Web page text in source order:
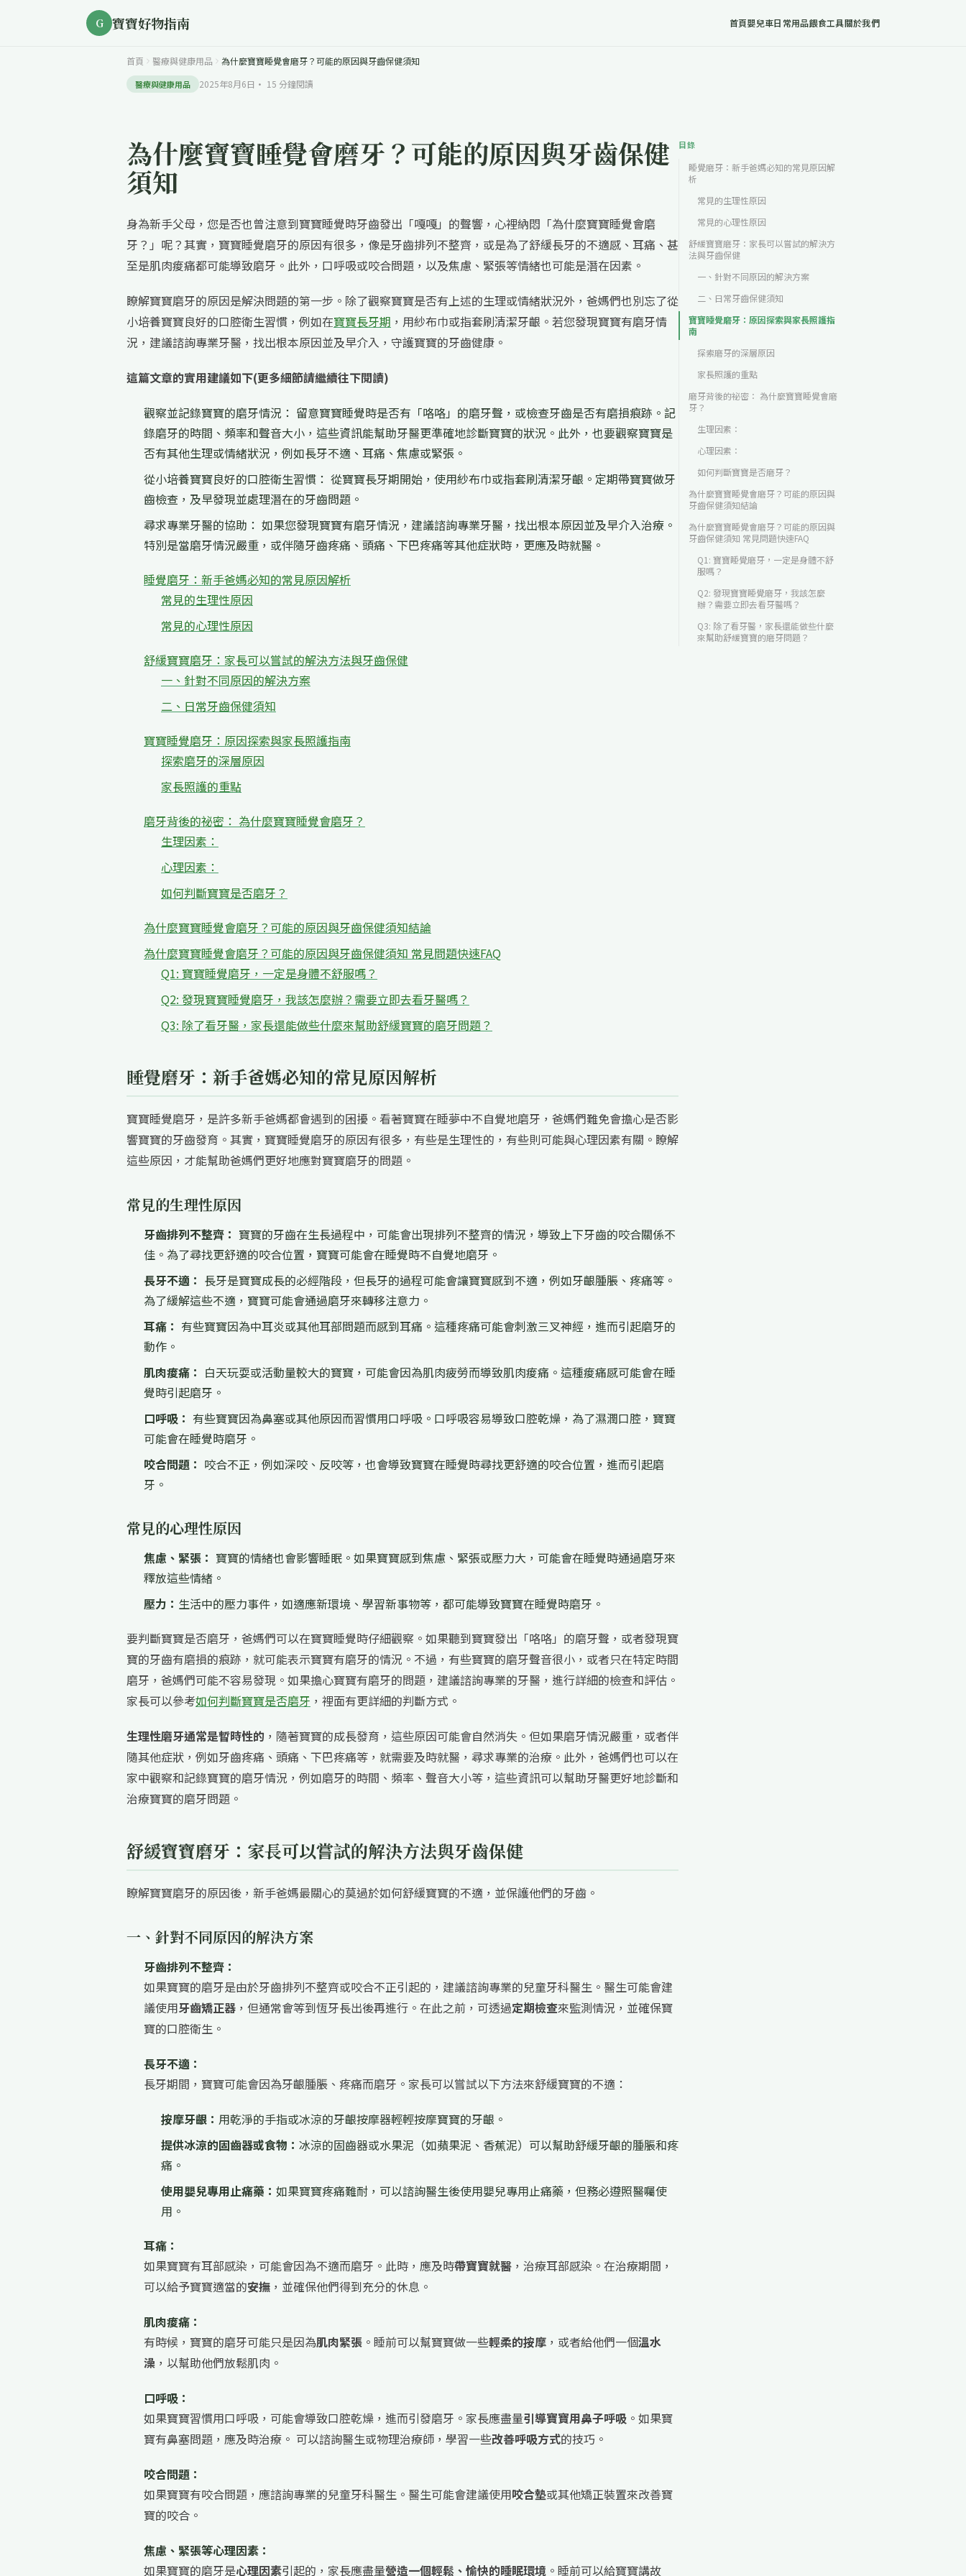
G 寶寶好物指南 首頁嬰兒車日常用品餵食工具關於我們
首頁 醫療與健康用品 為什麼寶寶睡覺會磨牙？可能的原因與牙齒保健須知
醫療與健康用品 2025年8月6日 · 15 分鐘閱讀
為什麼寶寶睡覺會磨牙？可能的原因與牙齒保健
須知
身為新手父母，您是否也曾注意到寶寶睡覺時牙齒發出「嘎嘎」的聲響，心裡納悶「為什麼寶寶睡覺會磨
牙？」呢？其實，寶寶睡覺磨牙的原因有很多，像是牙齒排列不整齊，或是為了舒緩長牙的不適感、耳痛、甚
至是肌肉痠痛都可能導致磨牙。此外，口呼吸或咬合問題，以及焦慮、緊張等情緒也可能是潛在因素。
瞭解寶寶磨牙的原因是解決問題的第一步。除了觀察寶寶是否有上述的生理或情緒狀況外，爸媽們也別忘了從
小培養寶寶良好的口腔衛生習慣，例如在寶寶長牙期 ，用紗布巾或指套刷清潔牙齦。若您發現寶寶有磨牙情
況，建議諮詢專業牙醫，找出根本原因並及早介入，守護寶寶的牙齒健康。
這篇文章的實用建議如下(更多細節請繼續往下閱讀)
觀察並記錄寶寶的磨牙情況： 留意寶寶睡覺時是否有「咯咯」的磨牙聲，或檢查牙齒是否有磨損痕跡。記
錄磨牙的時間、頻率和聲音大小，這些資訊能幫助牙醫更準確地診斷寶寶的狀況。此外，也要觀察寶寶是
否有其他生理或情緒狀況，例如長牙不適、耳痛、焦慮或緊張。
從小培養寶寶良好的口腔衛生習慣： 從寶寶長牙期開始，使用紗布巾或指套刷清潔牙齦。定期帶寶寶做牙
齒檢查，及早發現並處理潛在的牙齒問題。
尋求專業牙醫的協助： 如果您發現寶寶有磨牙情況，建議諮詢專業牙醫，找出根本原因並及早介入治療。
特別是當磨牙情況嚴重，或伴隨牙齒疼痛、頭痛、下巴疼痛等其他症狀時，更應及時就醫。
睡覺磨牙：新手爸媽必知的常見原因解析
常見的生理性原因
常見的心理性原因
舒緩寶寶磨牙：家長可以嘗試的解決方法與牙齒保健
一、針對不同原因的解決方案
二、日常牙齒保健須知
寶寶睡覺磨牙：原因探索與家長照護指南
探索磨牙的深層原因
家長照護的重點
磨牙背後的祕密： 為什麼寶寶睡覺會磨牙？
生理因素：
心理因素：
如何判斷寶寶是否磨牙？
為什麼寶寶睡覺會磨牙？可能的原因與牙齒保健須知結論
為什麼寶寶睡覺會磨牙？可能的原因與牙齒保健須知 常見問題快速FAQ
Q1: 寶寶睡覺磨牙，一定是身體不舒服嗎？
Q2: 發現寶寶睡覺磨牙，我該怎麼辦？需要立即去看牙醫嗎？
Q3: 除了看牙醫，家長還能做些什麼來幫助舒緩寶寶的磨牙問題？
睡覺磨牙：新手爸媽必知的常見原因解析
寶寶睡覺磨牙，是許多新手爸媽都會遇到的困擾。看著寶寶在睡夢中不自覺地磨牙，爸媽們難免會擔心是否影
響寶寶的牙齒發育。其實，寶寶睡覺磨牙的原因有很多，有些是生理性的，有些則可能與心理因素有關。瞭解
這些原因，才能幫助爸媽們更好地應對寶寶磨牙的問題。
常見的生理性原因
牙齒排列不整齊： 寶寶的牙齒在生長過程中，可能會出現排列不整齊的情況，導致上下牙齒的咬合關係不
佳。為了尋找更舒適的咬合位置，寶寶可能會在睡覺時不自覺地磨牙。
長牙不適： 長牙是寶寶成長的必經階段，但長牙的過程可能會讓寶寶感到不適，例如牙齦腫脹、疼痛等。
為了緩解這些不適，寶寶可能會通過磨牙來轉移注意力。
耳痛： 有些寶寶因為中耳炎或其他耳部問題而感到耳痛。這種疼痛可能會刺激三叉神經，進而引起磨牙的
動作。
肌肉痠痛： 白天玩耍或活動量較大的寶寶，可能會因為肌肉疲勞而導致肌肉痠痛。這種痠痛感可能會在睡
覺時引起磨牙。
口呼吸： 有些寶寶因為鼻塞或其他原因而習慣用口呼吸。口呼吸容易導致口腔乾燥，為了濕潤口腔，寶寶
可能會在睡覺時磨牙。
咬合問題： 咬合不正，例如深咬、反咬等，也會導致寶寶在睡覺時尋找更舒適的咬合位置，進而引起磨
牙。
常見的心理性原因
焦慮、緊張： 寶寶的情緒也會影響睡眠。如果寶寶感到焦慮、緊張或壓力大，可能會在睡覺時通過磨牙來
釋放這些情緒。
壓力： 生活中的壓力事件，如適應新環境、學習新事物等，都可能導致寶寶在睡覺時磨牙。
要判斷寶寶是否磨牙，爸媽們可以在寶寶睡覺時仔細觀察。如果聽到寶寶發出「咯咯」的磨牙聲，或者發現寶
寶的牙齒有磨損的痕跡，就可能表示寶寶有磨牙的情況。不過，有些寶寶的磨牙聲音很小，或者只在特定時間
磨牙，爸媽們可能不容易發現。如果擔心寶寶有磨牙的問題，建議諮詢專業的牙醫，進行詳細的檢查和評估。
家長可以參考如何判斷寶寶是否磨牙 ，裡面有更詳細的判斷方式。
生理性磨牙通常是暫時性的 ，隨著寶寶的成長發育，這些原因可能會自然消失。但如果磨牙情況嚴重，或者伴
隨其他症狀，例如牙齒疼痛、頭痛、下巴疼痛等，就需要及時就醫，尋求專業的治療。此外，爸媽們也可以在
家中觀察和記錄寶寶的磨牙情況，例如磨牙的時間、頻率、聲音大小等，這些資訊可以幫助牙醫更好地診斷和
治療寶寶的磨牙問題。
舒緩寶寶磨牙：家長可以嘗試的解決方法與牙齒保健
瞭解寶寶磨牙的原因後，新手爸媽最關心的莫過於如何舒緩寶寶的不適，並保護他們的牙齒。
一、針對不同原因的解決方案
牙齒排列不整齊：
如果寶寶的磨牙是由於牙齒排列不整齊或咬合不正引起的，建議諮詢專業的兒童牙科醫生。醫生可能會建
議使用牙齒矯正器 ，但通常會等到恆牙長出後再進行。在此之前，可透過定期檢查來監測情況，並確保寶
寶的口腔衛生。
長牙不適：
長牙期間，寶寶可能會因為牙齦腫脹、疼痛而磨牙。家長可以嘗試以下方法來舒緩寶寶的不適：
按摩牙齦： 用乾淨的手指或冰涼的牙齦按摩器輕輕按摩寶寶的牙齦。
提供冰涼的固齒器或食物： 冰涼的固齒器或水果泥（如蘋果泥、香蕉泥）可以幫助舒緩牙齦的腫脹和疼
痛。
使用嬰兒專用止痛藥： 如果寶寶疼痛難耐，可以諮詢醫生後使用嬰兒專用止痛藥，但務必遵照醫囑使
用。
耳痛：
如果寶寶有耳部感染，可能會因為不適而磨牙。此時，應及時帶寶寶就醫 ，治療耳部感染。在治療期間，
可以給予寶寶適當的安撫 ，並確保他們得到充分的休息。
肌肉痠痛：
有時候，寶寶的磨牙可能只是因為肌肉緊張 。睡前可以幫寶寶做一些輕柔的按摩 ，或者給他們一個溫水
澡 ，以幫助他們放鬆肌肉。
口呼吸：
如果寶寶習慣用口呼吸，可能會導致口腔乾燥，進而引發磨牙。家長應盡量引導寶寶用鼻子呼吸 。如果寶
寶有鼻塞問題，應及時治療。 可以諮詢醫生或物理治療師，學習一些改善呼吸方式的技巧。
咬合問題：
如果寶寶有咬合問題，應諮詢專業的兒童牙科醫生。醫生可能會建議使用咬合墊或其他矯正裝置來改善寶
寶的咬合。
焦慮、緊張等心理因素：
如果寶寶的磨牙是心理因素引起的，家長應盡量營造一個輕鬆、愉快的睡眠環境 。睡前可以給寶寶講故
目錄
睡覺磨牙：新手爸媽必知的常見原因解
析
常見的生理性原因
常見的心理性原因
舒緩寶寶磨牙：家長可以嘗試的解決方
法與牙齒保健
一、針對不同原因的解決方案
二、日常牙齒保健須知
寶寶睡覺磨牙：原因探索與家長照護指
南
探索磨牙的深層原因
家長照護的重點
磨牙背後的祕密： 為什麼寶寶睡覺會磨
牙？
生理因素：
心理因素：
如何判斷寶寶是否磨牙？
為什麼寶寶睡覺會磨牙？可能的原因與
牙齒保健須知結論
為什麼寶寶睡覺會磨牙？可能的原因與
牙齒保健須知 常見問題快速FAQ
Q1: 寶寶睡覺磨牙，一定是身體不舒
服嗎？
Q2: 發現寶寶睡覺磨牙，我該怎麼
辦？需要立即去看牙醫嗎？
Q3: 除了看牙醫，家長還能做些什麼
來幫助舒緩寶寶的磨牙問題？